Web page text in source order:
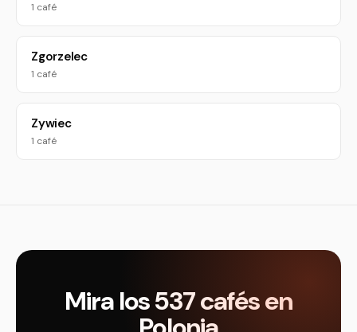
1 café
Zgorzelec
1 café
Zywiec
1 café
Mira los 537 cafés en